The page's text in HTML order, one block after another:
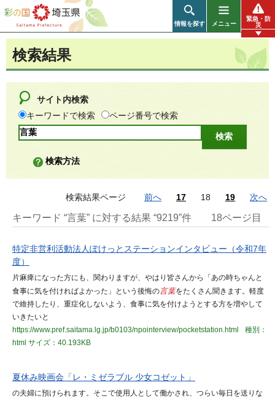
彩の国 埼玉県
情報を探す メニュー
緊急・防
災
検索結果
サイト内検索
キーワードで検索
ページ番号で検索
検索方法
検索結果ページ 前へ 17 18 19 次へ
キーワード “言葉” に対する結果 “9219”件 18ページ目
特定非営利活動法人ぽけっとステーションインタビュー（令和7年
度）
片麻痺になった方にも、関わりますが、やはり皆さんから「あの時ちゃんと
食事に気を付ければよかった」という後悔の言葉をたくさん聞きます。軽度
で維持したり、重症化しないよう、食事に気を付けようとする方を増やして
いきたいと
https://www.pref.saitama.lg.jp/b0103/npointerview/pocketstation.html
種別：
html サイズ：40.193KB
夏休み映画会「レ・ミゼラブル 少女コゼット」
の夫婦に預けられます。そこで使用人として働かされ、つらい毎日を送りな